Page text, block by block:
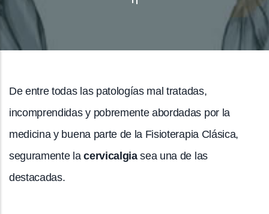
De entre todas las patologías mal tratadas,
incomprendidas y pobremente abordadas por la
medicina y buena parte de la Fisioterapia Clásica,
seguramente lacervicalgiasea una de las
destacadas.